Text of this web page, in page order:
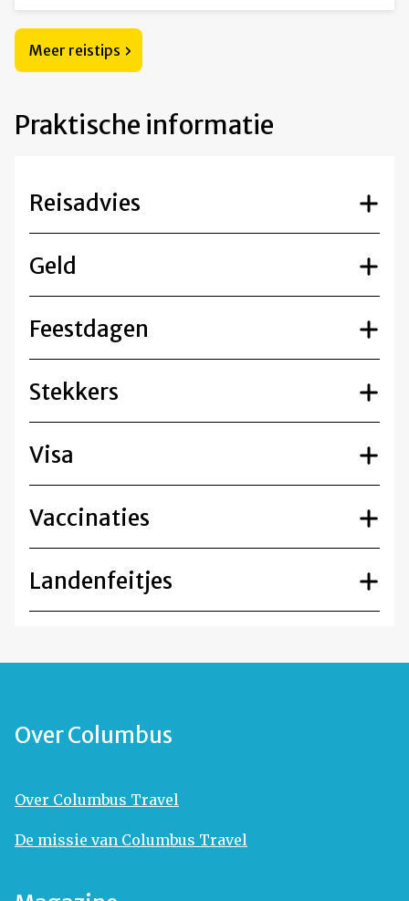
Meer reistips
Praktische informatie
Reisadvies
Geld
Feestdagen
Stekkers
Visa
Vaccinaties
Landenfeitjes
Over Columbus
Over Columbus Travel
De missie van Columbus Travel